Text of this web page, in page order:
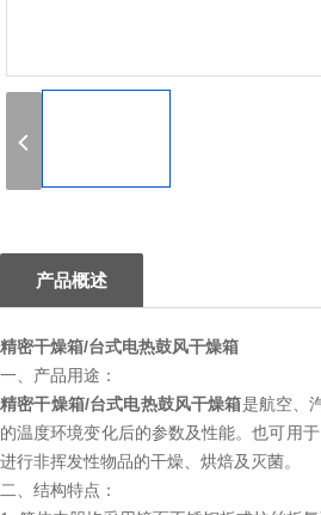
产品概述
精密干燥箱/台式电热鼓风干燥箱
一、产品用途：
精密干燥箱/台式电热鼓风干燥箱是航空、
的温度环境变化后的参数及性能。也可用
进行非挥发性物品的干燥、烘焙及灭菌。
二、结构特点：